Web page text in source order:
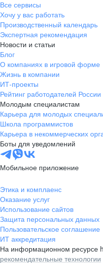
Все сервисы
Хочу у вас работать
Производственный календарь
Экспертная рекомендация
Новости и статьи
Блог
О компаниях в игровой форме
Жизнь в компании
ИТ-проекты
Рейтинг работодателей России
Молодым специалистам
Карьера для молодых
Школа программистов
Карьера в некоммерческих
Боты для уведомлений
Мобильное приложение
Этика и комплаенс
Оказание услуг
Использование сайтов
Защита персональных данных
Пользовательское соглашение
ИТ аккредитация
На информационном ресурсе
рекомендательные технологии